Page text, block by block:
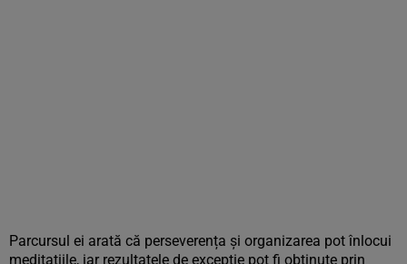
Parcursul ei arată că perseverența și organizarea pot înlocui
meditațiile, iar rezultatele de excepție pot fi obținute prin